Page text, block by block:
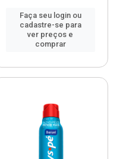
Faça seu login ou
cadastre-se para
ver preços e
comprar